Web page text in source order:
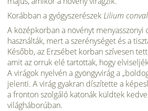
Korábban a gyógyszerészek Lilium
A középkorban a növényt menyasszonyi
használták, mert a szerénységet és a
Később, az Erzsébet korban szívesen
amit az orruk elé tartottak, hogy
A virágok nyelvén a gyöngyvirág a
jelenti. A virág gyakran díszítette a
a fronton szolgá­ló katonák küldtek
világháborúban.